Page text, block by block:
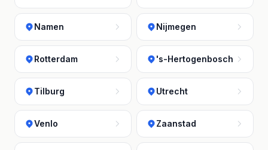
Namen Nijmegen
Rotterdam 's-Hertogenbosch
Tilburg Utrecht
Venlo Zaanstad